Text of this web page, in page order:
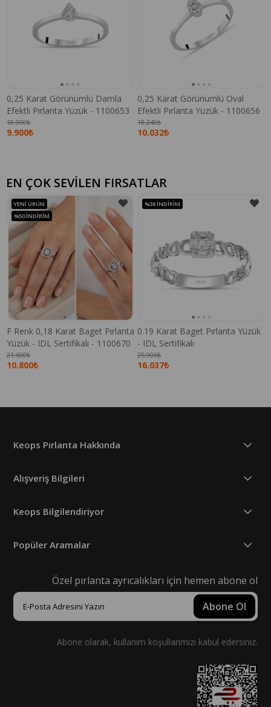
0,25 Karat Görünümlü Damla
Efektli Pırlanta Yüzük - 1100653
9.900₺
18.000₺
0,25 Karat Görünümlü Oval
Efektli Pırlanta Yüzük - 1100656
10.032₺
18.240₺
EN ÇOK SEVİLEN FIRSATLAR
F Renk 0,18 Karat Baget Pırlanta
Yüzük - IDL Sertifikalı - 1100670
10.800₺
21.600₺
YENI ÜRÜN
%50 İNDIRIM
0.19 Karat Baget Pırlanta Yüzük
- IDL Sertifikalı
16.037₺
25.906₺
%38 İNDIRIM
Keops Pırlanta Hakkında
Alışveriş Bilgileri
Keops Bilgilendiriyor
Popüler Aramalar
Özel pırlanta ayrıcalıkları için hemen abone ol
Abone Ol
Abone olarak, kullanım koşullarımızı kabul edersiniz.